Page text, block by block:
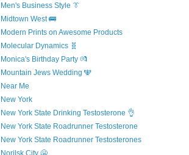
Men's Business Style 👔
Midtown West 🚌
Modern Prints on Awesome Products
Molecular Dynamics 🧬
Monica's Birthday Party 💏
Mountain Jews Wedding 🕎
Near Me
New York
New York State Drinking Testosterone 👌
New York State Roadrunner Testosterone
New York State Roadrunner Testosterones